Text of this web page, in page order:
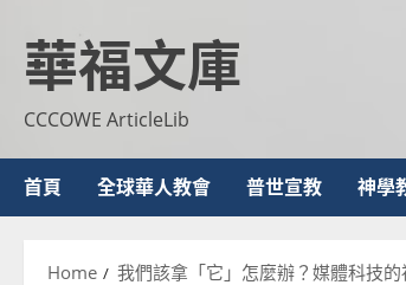
content
華福文庫
CCCOWE ArticleLib
首頁 全球華人教會 普世宣教 神學
Home 我們該拿「它」怎麼辦？媒體科技